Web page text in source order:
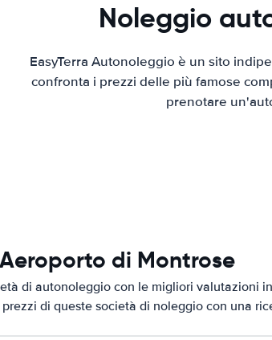
Noleggio
EasyTerra Autonoleggio è un sito
confronta i prezzi delle più famose
prenotare
di Montrose
di autonoleggio con le migliori valutazioni
di queste società di noleggio con una